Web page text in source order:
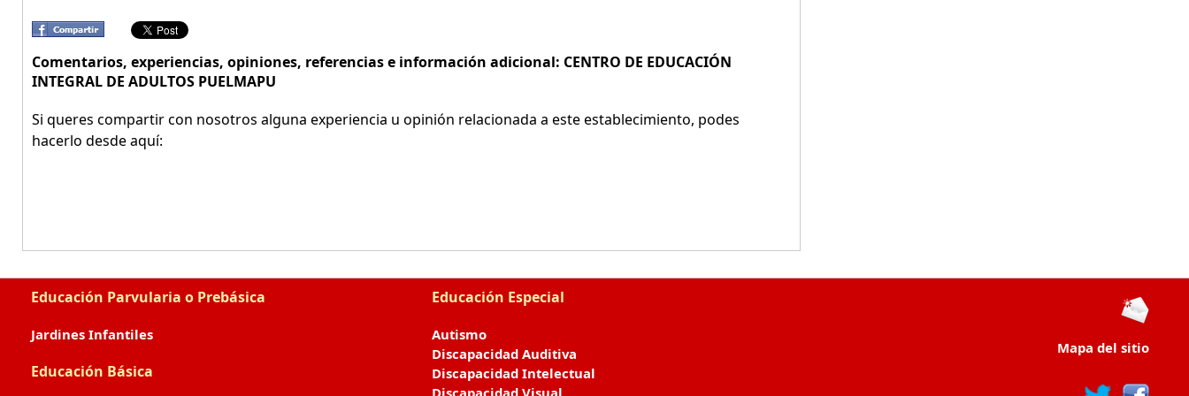
Comentarios, experiencias, opiniones, referencias e información adicional: CENTRO DE EDUCACIÓN
INTEGRAL DE ADULTOS PUELMAPU
Si queres compartir con nosotros alguna experiencia u opinión relacionada a este establecimiento, podes
hacerlo desde aquí:
Educación Parvularia o Prebásica
Jardines Infantiles
Educación Básica
Educación Especial
Autismo
Discapacidad Auditiva
Discapacidad Intelectual
Discapacidad Visual
Mapa del sitio